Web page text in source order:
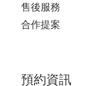
售後服務
合作提案
預約資訊